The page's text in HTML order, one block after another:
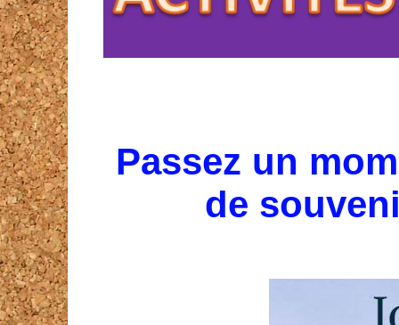
Passez un
de